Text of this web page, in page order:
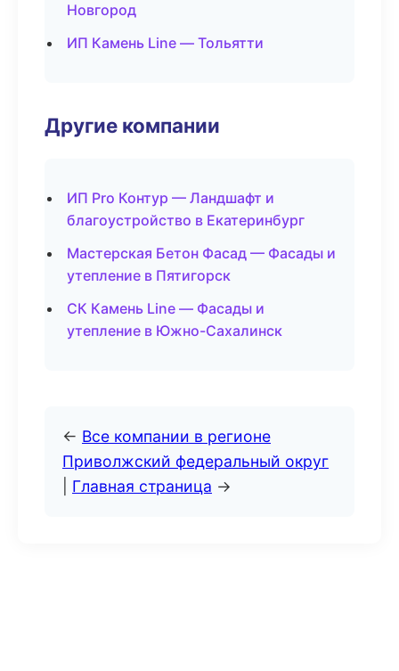
Новгород
ИП Камень Line — Тольятти
Другие компании
ИП Pro Контур — Ландшафт и
благоустройство в Екатеринбург
Мастерская Бетон Фасад — Фасады и
утепление в Пятигорск
СК Камень Line — Фасады и
утепление в Южно-Сахалинск
← Все компании в регионе
Приволжский федеральный округ
Главная страница →